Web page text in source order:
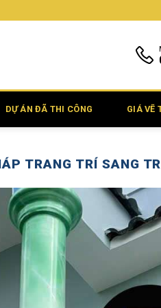
DỰ ÁN ĐÃ THI CÔNG GIÁ VẼ
TRANG TRÍ SANG